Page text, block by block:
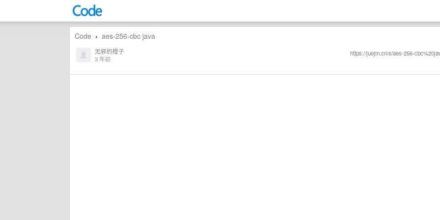
Code › aes-256-cbc java
https://juejin.cn/s/aes-256-
无邪的橙子
3 年前